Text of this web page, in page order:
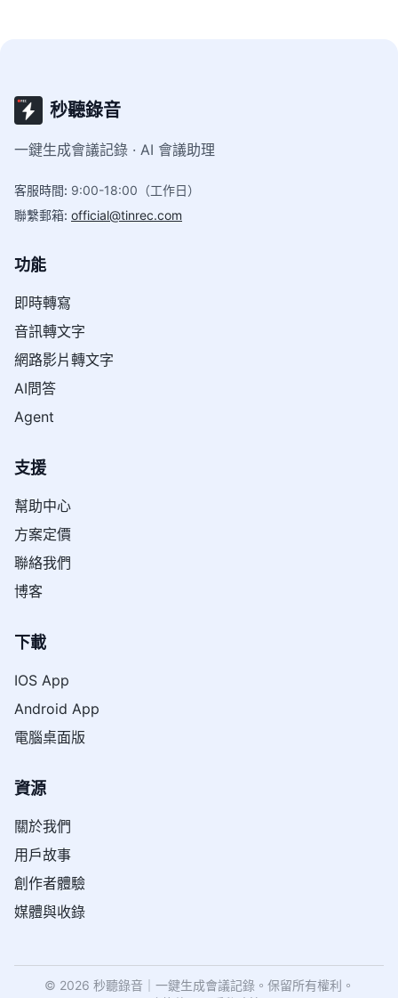
秒聽錄音
一鍵生成會議記錄 · AI 會議助理
客服時間: 9:00-18:00（工作日）
聯繫郵箱: official@tinrec.com
功能
即時轉寫
音訊轉文字
網路影片轉文字
AI問答
Agent
支援
幫助中心
方案定價
聯絡我們
博客
下載
IOS App
Android App
電腦桌面版
資源
關於我們
用戶故事
創作者體驗
媒體與收錄
© 2026 秒聽錄音｜一鍵生成會議記錄。保留所有權利。